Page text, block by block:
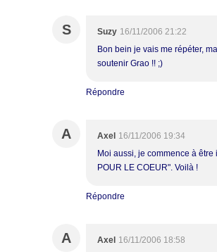
S Suzy 16/11/2006 21:22
Bon bein je vais me répéter,
soutenir Grao !! ;)
Répondre
A Axel 16/11/2006 19:34
Moi aussi, je commence à
POUR LE COEUR". Voilà !
Répondre
A Axel 16/11/2006 18:58